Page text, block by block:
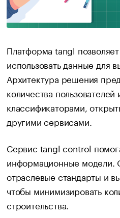
Платформа tangl
использовать данные для
Архитектура решения
количества
классификаторами,
другими сервисами.
Сервис tangl control
информационные модели.
отраслевые стандарты и
чтобы минимизировать
строительства.